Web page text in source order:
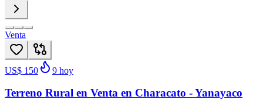
Venta
US$ 150 9 hoy
Terreno Rural en Venta en Characato - Yanayaco